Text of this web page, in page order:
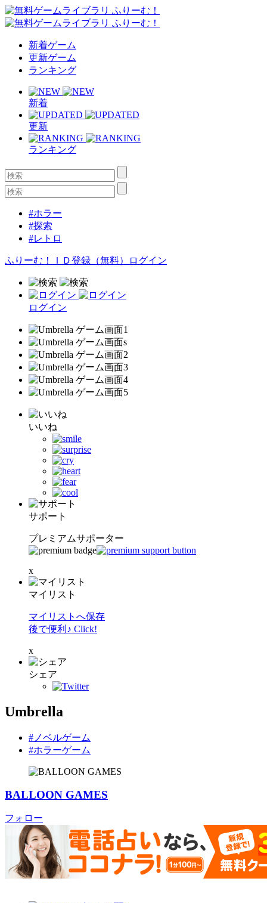
新着ゲーム
更新ゲーム
ランキング
新着
更新
ランキング
#ホラー
#探索
#レトロ
ふりーむ！ＩＤ登録（無料） ログイン
ログイン
いいね
サポート
プレミアムサポーター
x
マイリスト
マイリストへ保存
後で便利♪ Click!
x
シェア
Umbrella
#ノベルゲーム
#ホラーゲーム
BALLOON GAMES
フォロー